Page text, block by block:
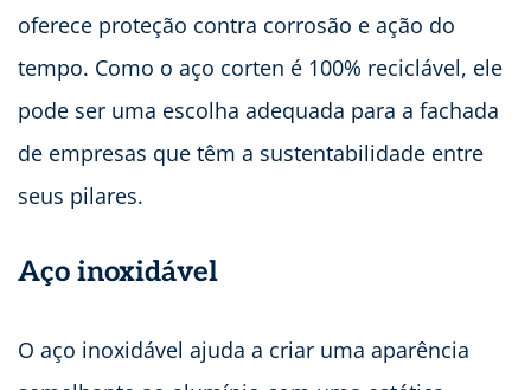
oferece proteção contra corrosão e ação do
tempo. Como o aço corten é 100% reciclável, ele
pode ser uma escolha adequada para a fachada
de empresas que têm a sustentabilidade entre
seus pilares.
Aço inoxidável
O aço inoxidável ajuda a criar uma aparência